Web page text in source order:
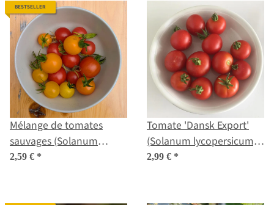
BESTSELLER
Mélange de tomates
sauvages (Solanum
pimpinellifolium) Graines
2,59 € *
Tomate 'Dansk Export'
(Solanum lycopersicum)
graines
2,99 € *